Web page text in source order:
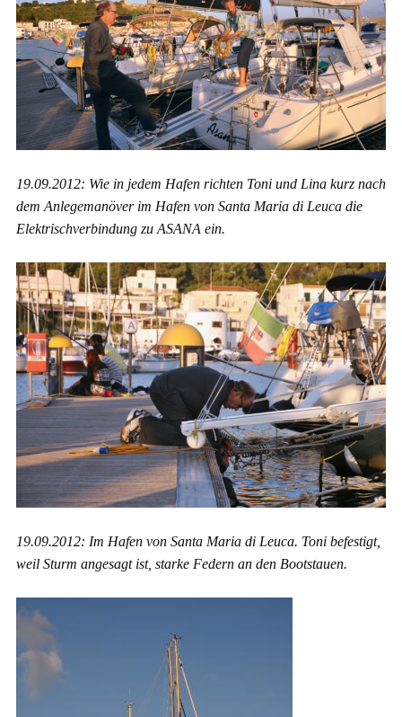
19.09.2012: Wie in jedem Hafen richten Toni und Lina kurz nach
dem Anlegemanöver im Hafen von Santa Maria di Leuca die
Elektrischverbindung zu ASANA ein.
19.09.2012: Im Hafen von Santa Maria di Leuca. Toni befestigt,
weil Sturm angesagt ist, starke Federn an den Bootstauen.